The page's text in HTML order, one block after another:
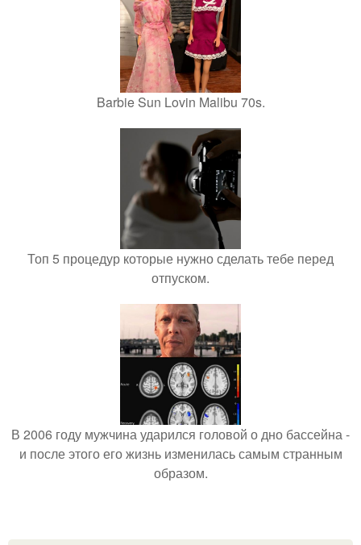
Barbie Sun Lovin Malibu 70s.
Топ 5 процедур которые нужно сделать тебе перед
отпуском.
В 2006 году мужчина ударился головой о дно бассейна -
и после этого его жизнь изменилась самым странным
образом.